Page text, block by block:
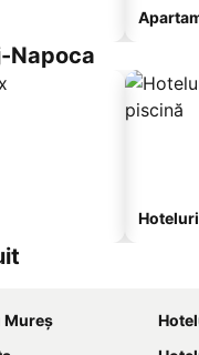
Napoca
Mureș